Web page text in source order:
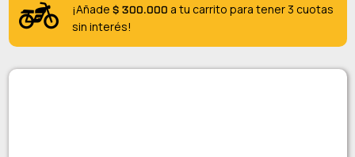
¡Añade $300.000 a tu carrito para tener 3 cuotas
sin interés!